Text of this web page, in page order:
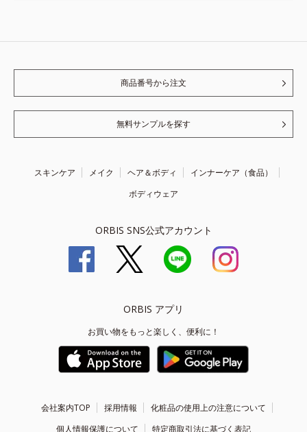
商品番号から注文
無料サンプルを探す
スキンケア メイク ヘア＆ボディ
インナーケア（食品）
ボディウェア
ORBIS SNS公式アカウント
ORBIS アプリ
お買い物をもっと楽しく、便利に！
会社案内TOP 採用情報
化粧品の使用上の注意について
個人情報保護について
特定商取引法に基づく表記